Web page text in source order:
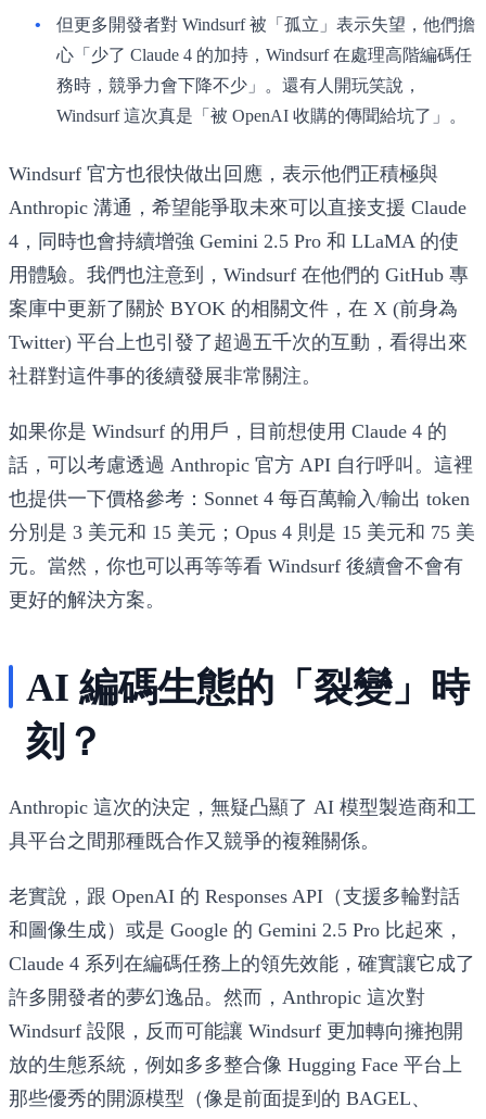
但更多開發者對 Windsurf 被「孤立」表示失望，他們擔
心「少了 Claude 4 的加持，Windsurf 在處理高階編碼任
務時，競爭力會下降不少」。還有人開玩笑說，
Windsurf 這次真是「被 OpenAI 收購的傳聞給坑了」。
Windsurf 官方也很快做出回應，表示他們正積極與
Anthropic 溝通，希望能爭取未來可以直接支援 Claude
4，同時也會持續增強 Gemini 2.5 Pro 和 LLaMA 的使
用體驗。我們也注意到，Windsurf 在他們的 GitHub 專
案庫中更新了關於 BYOK 的相關文件，在 X (前身為
Twitter) 平台上也引發了超過五千次的互動，看得出來
社群對這件事的後續發展非常關注。
如果你是 Windsurf 的用戶，目前想使用 Claude 4 的
話，可以考慮透過 Anthropic 官方 API 自行呼叫。這裡
也提供一下價格參考：Sonnet 4 每百萬輸入/輸出 token
分別是 3 美元和 15 美元；Opus 4 則是 15 美元和 75 美
元。當然，你也可以再等等看 Windsurf 後續會不會有
更好的解決方案。
AI 編碼生態的「裂變」時
刻？
Anthropic 這次的決定，無疑凸顯了 AI 模型製造商和工
具平台之間那種既合作又競爭的複雜關係。
老實說，跟 OpenAI 的 Responses API（支援多輪對話
和圖像生成）或是 Google 的 Gemini 2.5 Pro 比起來，
Claude 4 系列在編碼任務上的領先效能，確實讓它成了
許多開發者的夢幻逸品。然而，Anthropic 這次對
Windsurf 設限，反而可能讓 Windsurf 更加轉向擁抱開
放的生態系統，例如多多整合像 Hugging Face 平台上
那些優秀的開源模型（像是前面提到的 BAGEL、